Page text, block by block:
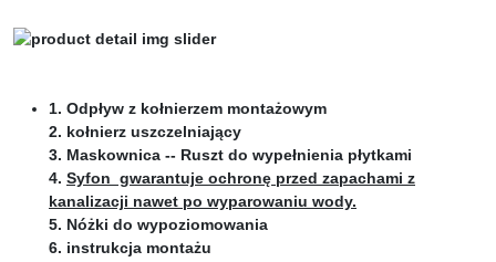
1. Odpływ z kołnierzem montażowym
2. kołnierz uszczelniający
3. Maskownica -- Ruszt do wypełnienia płytkami
4. Syfon gwarantuje ochronę przed zapachami z
kanalizacji nawet po wyparowaniu wody.
5. Nóżki do wypoziomowania
6. instrukcja montażu